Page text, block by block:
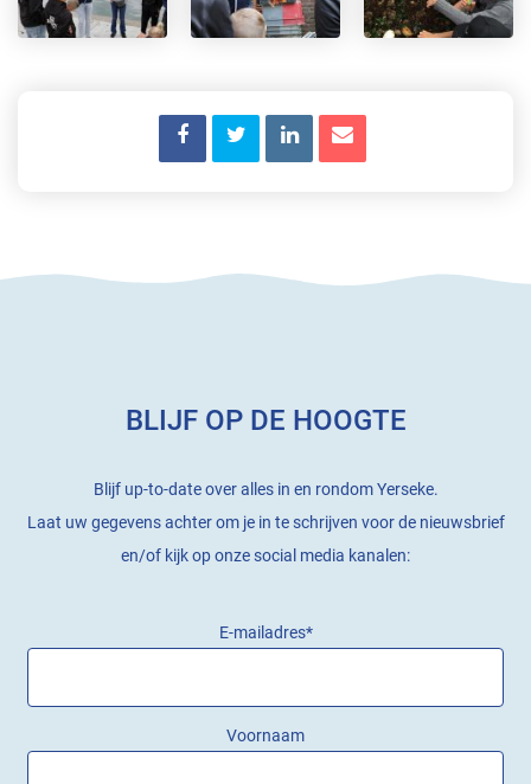
BLIJF OP DE HOOGTE
Blijf up-to-date over alles in en rondom Yerseke.
Laat uw gegevens achter om je in te schrijven voor de nieuwsbrief
en/of kijk op onze social media kanalen:
E-mailadres*
Voornaam